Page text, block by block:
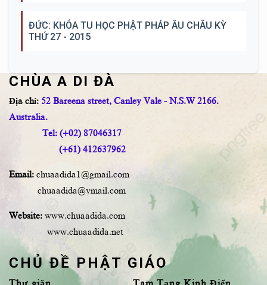
ĐỨC: KHÓA TU HỌC PHẬT PHÁP ÂU CHÂU KỲ
THỨ 27 - 2015
CHÙA A DI ĐÀ
Địa chỉ: 52 Bareena street, Canley Vale - N.S.W 2166.
Australia.
Tel: (+02) 87046317
(+61) 412637962
Email: chuaadida1@gmail.com
chuaadida@ymail.com
Website: www.chuaadida.com
www.chuaadida.net
CHỦ ĐỀ PHẬT GIÁO